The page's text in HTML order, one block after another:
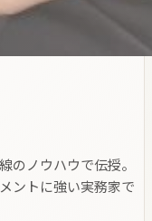
のノウハウで伝授。
ントに強い実務家で